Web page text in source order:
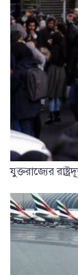
যুক্তরাজ্যের